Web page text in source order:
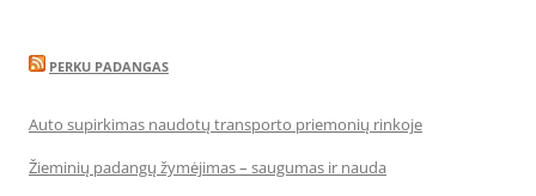
PERKU PADANGAS
Auto supirkimas naudotų transporto priemonių rinkoje
Žieminių padangų žymėjimas – saugumas ir nauda